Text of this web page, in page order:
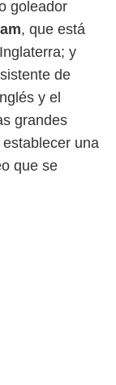
goleador
, que está
y
de
y el
grandes
una
que se